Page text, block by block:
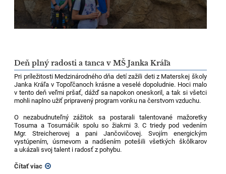
Deň plný radosti a tanca v MŠ Janka Kráľa
Pri príležitosti Medzinárodného dňa detí zažili deti z Materskej školy
Janka Kráľa v Topoľčanoch krásne a veselé dopoludnie. Hoci malo
v tento deň veľmi pršať, dážď sa napokon oneskoril, a tak si všetci
mohli naplno užiť pripravený program vonku na čerstvom vzduchu.
O nezabudnuteľný zážitok sa postarali talentované mažoretky
Tosuma a Tosumáčik spolu so žiakmi 3. C triedy pod vedením
Mgr. Streicherovej a pani Jančovičovej. Svojím energickým
vystúpením, úsmevom a nadšením potešili všetkých škôlkarov
a ukázali svoj talent i radosť z pohybu.
Čítať viac